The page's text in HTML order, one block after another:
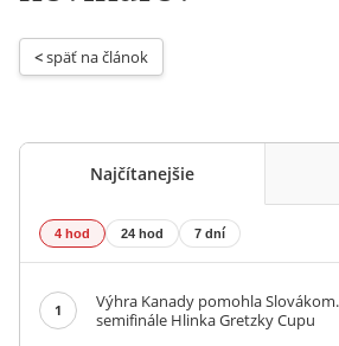
< späť na článok
Najčítanejšie
4 hod 24 hod 7 dní
1
Výhra Kanady pomohla
semifinále Hlinka Gretzky Cupu